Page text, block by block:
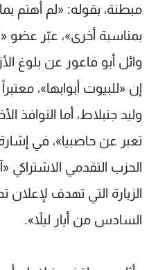
مبطنة، بقوله: «لم أهتم
بمناسبة أخرى»، عبّر عضو
وائل أبو فاعور عن بلوغ
إن «للبيوت أبوابها»،
وليد جنبلاط، أما النوافذ
تعبر عن حاصبيا»، في
الحزب التقدمي الاشتراكي
الزيارة التي تهدف
السادس من أيار ليلاً».